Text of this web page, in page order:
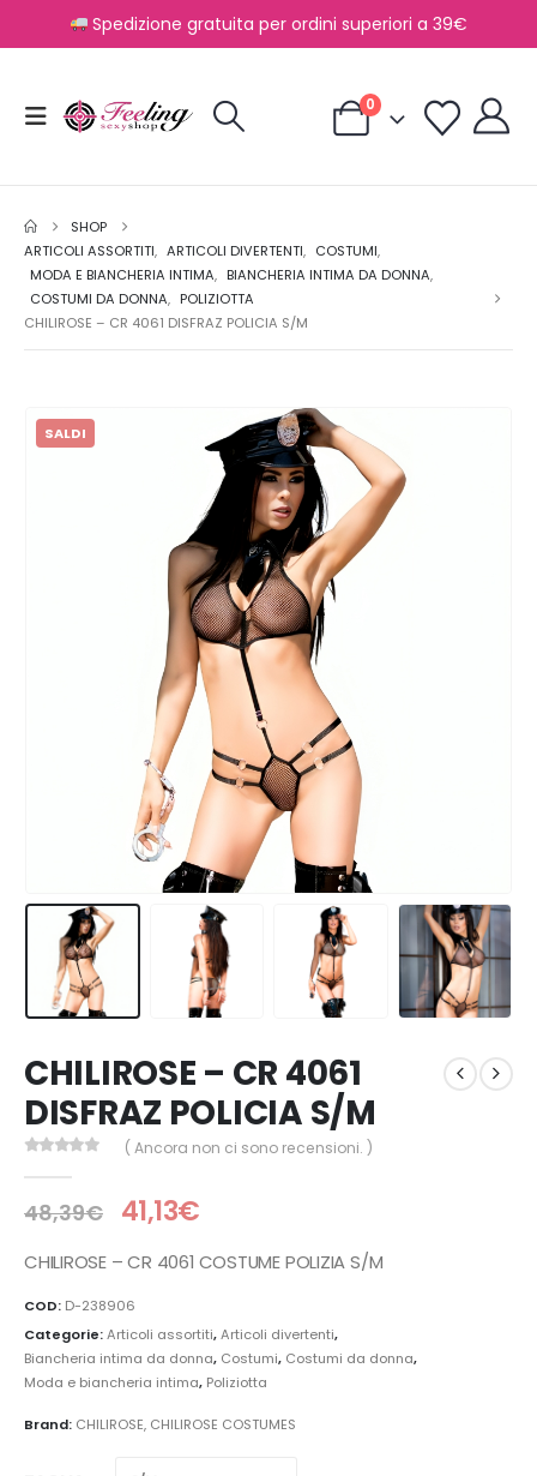
Spedizione gratuita per ordini superiori a 39€
0
SHOP
ARTICOLI ASSORTITI, ARTICOLI DIVERTENTI, COSTUMI,
MODA E BIANCHERIA INTIMA, BIANCHERIA INTIMA DA DONNA,
COSTUMI DA DONNA, POLIZIOTTA
CHILIROSE – CR 4061 DISFRAZ POLICIA S/M
SALDI
CHILIROSE – CR 4061
DISFRAZ POLICIA S/M
( Ancora non ci sono recensioni. )
48,39€ 41,13€
CHILIROSE – CR 4061 COSTUME POLIZIA S/M
COD: D-238906
Categorie:Articoli assortiti,Articoli divertenti,
Biancheria intima da donna, Costumi, Costumi da donna,
Moda e biancheria intima, Poliziotta
Brand: CHILIROSE, CHILIROSE COSTUMES